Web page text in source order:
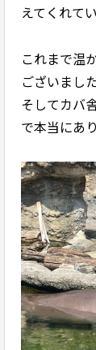
えてくれて
これまで温
ございました
そしてカバ
で本当にあ